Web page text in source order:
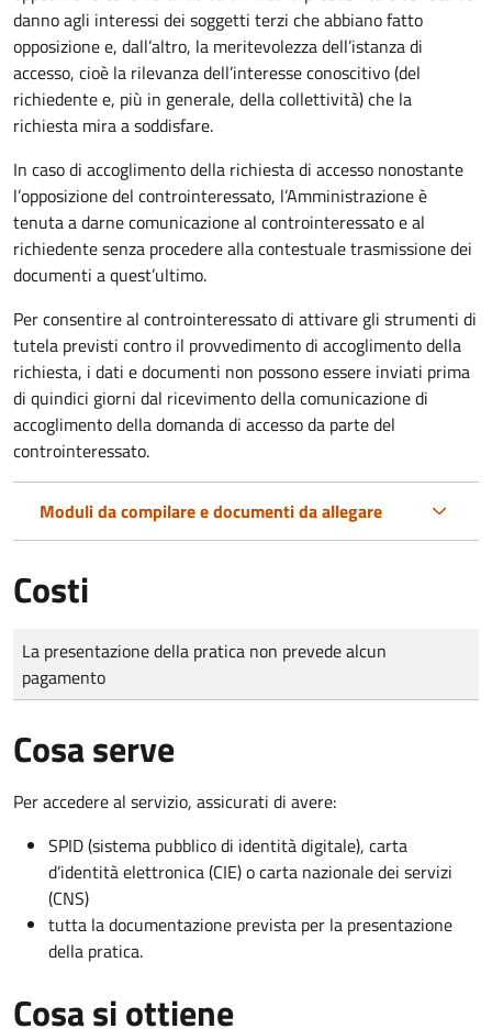
danno agli interessi dei soggetti terzi che abbiano fatto
opposizione e, dall’altro, la meritevolezza dell’istanza di
accesso, cioè la rilevanza dell’interesse conoscitivo (del
richiedente e, più in generale, della collettività) che la
richiesta mira a soddisfare.
In caso di accoglimento della richiesta di accesso nonostante
l’opposizione del controinteressato, l’Amministrazione è
tenuta a darne comunicazione al controinteressato e al
richiedente senza procedere alla contestuale trasmissione dei
documenti a quest’ultimo.
Per consentire al controinteressato di attivare gli strumenti di
tutela previsti contro il provvedimento di accoglimento della
richiesta, i dati e documenti non possono essere inviati prima
di quindici giorni dal ricevimento della comunicazione di
accoglimento della domanda di accesso da parte del
controinteressato.
Moduli da compilare e documenti da allegare
Costi
Tipo di pagamento
Importo
La presentazione della pratica non prevede alcun
pagamento
Cosa serve
Per accedere al servizio, assicurati di avere:
SPID (sistema pubblico di identità digitale), carta
d’identità elettronica (CIE) o carta nazionale dei servizi
(CNS)
tutta la documentazione prevista per la presentazione
della pratica.
Cosa si ottiene